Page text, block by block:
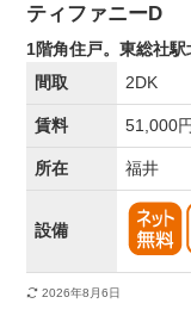
ティファニーD
1階角住戸。東総社駅
間取
2DK
賃料 51,000円
所在 福井
設備
2026年8月6日